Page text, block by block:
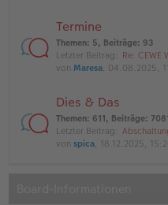
Termine
Themen: 5, Beiträge: 93
Letzter Beitrag: Re: CEWE
von Maresa, 04.08.2025,
Dies & Das
Themen: 611, Beiträge:
Letzter Beitrag:
von spica, 18.12.2025,